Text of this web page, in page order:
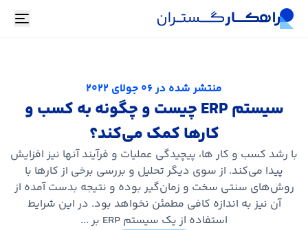
منتشر شده در06 جولای 2022
سیستم ERP چیست و چگونه به کسب و
کارها کمک می‌کند؟
با رشد کسب و کار ها، پیچیدگی عملیات و فرآیند آنها نیز افزایش
پیدا می‌کند. از سوی دیگر تحلیل و بررسی برخی از کارها با
روش‌های سنتی سخت و زمان‌گیر بوده و نتیجه بدست آمده از
آن نیز به اندازه کافی مطمئن نخواهد بود. در این شرایط
استفاده از یک سیستم ERP بر ...